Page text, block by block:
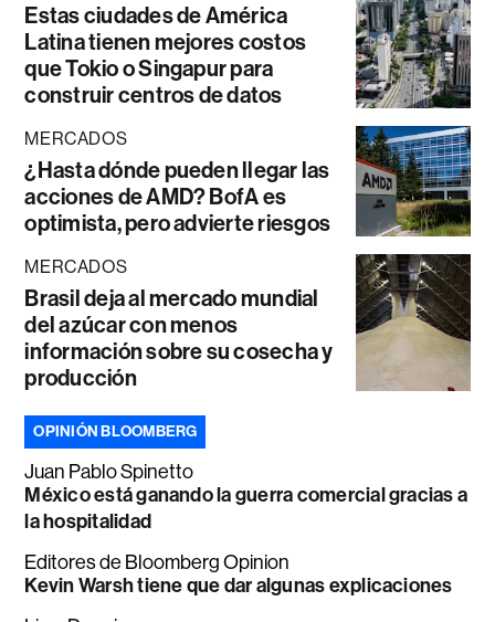
Estas ciudades de América
Latina tienen mejores costos
que Tokio o Singapur para
construir centros de datos
MERCADOS
¿Hasta dónde pueden llegar las
acciones de AMD? BofA es
optimista, pero advierte riesgos
MERCADOS
Brasil deja al mercado mundial
del azúcar con menos
información sobre su cosecha y
producción
OPINIÓN BLOOMBERG
Juan Pablo Spinetto
México está ganando la guerra comercial gracias a
la hospitalidad
Editores de Bloomberg Opinion
Kevin Warsh tiene que dar algunas explicaciones